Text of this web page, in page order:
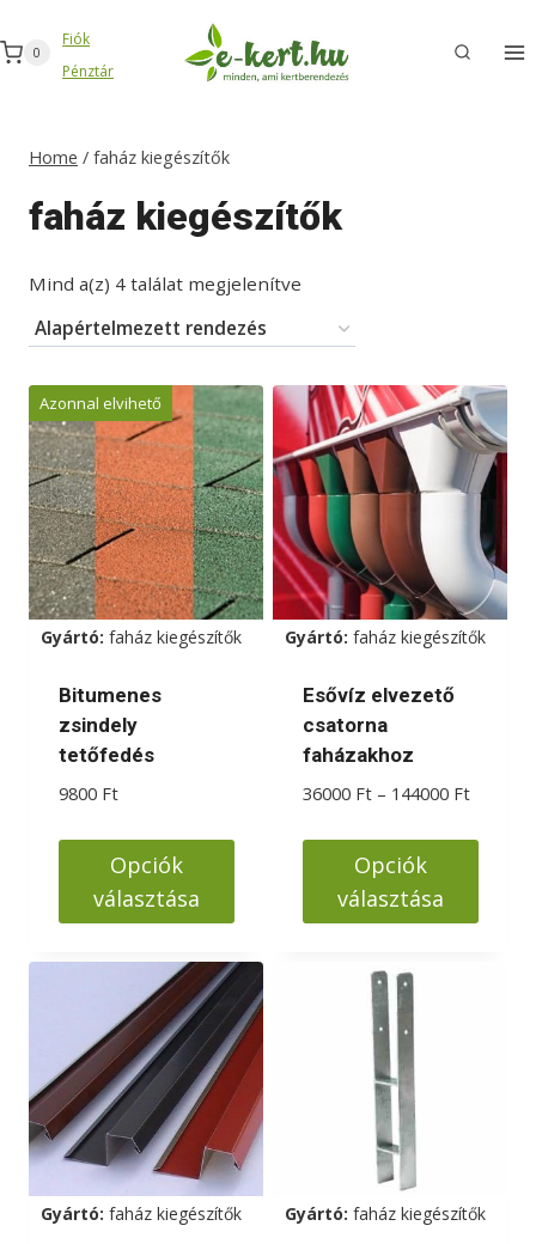
to
content
0
Fiók
Pénztár
Home / faház kiegészítők
faház kiegészítők
Mind a(z) 4 találat megjelenítve
Azonnal elvihető
Gyártó: faház kiegészítők
Bitumenes
zsindely
tetőfedés
9800 Ft
Opciók
választása
a
terméknek
több
variációja
van.
A
változatok
a
termékoldalon
Gyártó: faház kiegészítők
Esővíz elvezető
csatorna
faházakhoz
36000 Ft – 144000 Ft
-
Opciók
választása
terméknek
variációja
változatok
termékoldalon
Gyártó: faház kiegészítők Gyártó: faház kiegészítők